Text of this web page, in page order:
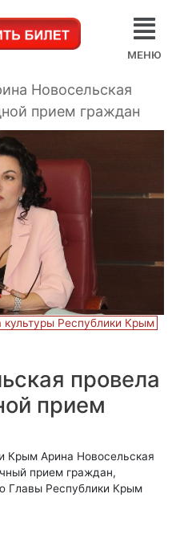
МЕНЮ
Новосельская
прием граждан
Республики Крым
провела
прием
Крым Арина Новосельская
прием граждан,
Главы Республики Крым